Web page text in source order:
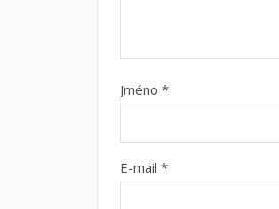
Jméno *
E-mail *